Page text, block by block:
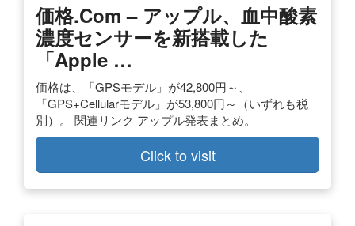
価格.com – アップル、血中酸素
濃度センサーを新搭載した
「Apple …
価格は、「GPSモデル」が42,800円～、
「GPS+Cellularモデル」が53,800円～（いずれも税
別）。 関連リンク アップル発表まとめ。
Click to visit